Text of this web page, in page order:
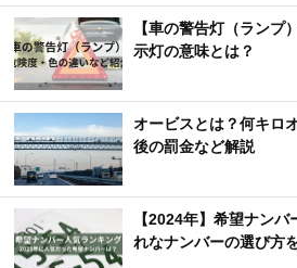
【車の警告灯（ランプ
示灯の意味とは？
オービスとは？何キロ
後の罰金など解説
【2024年】希望ナン
れなナンバーの選び方